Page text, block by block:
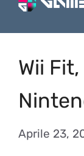
Wii
Aprile 23,